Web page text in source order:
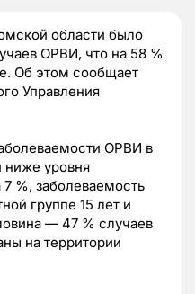
области было
ОРВИ, что на 58 %
Об этом сообщает
Управления
ОРВИ в
ниже уровня
%, заболеваемость
группе 15 лет и
— 47 % случаев
на территории